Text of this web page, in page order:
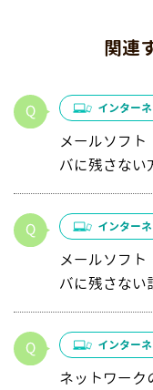
関連
インター
メールソフ
バに残さない
インター
メールソフ
バに残さない
インター
ネットワーク